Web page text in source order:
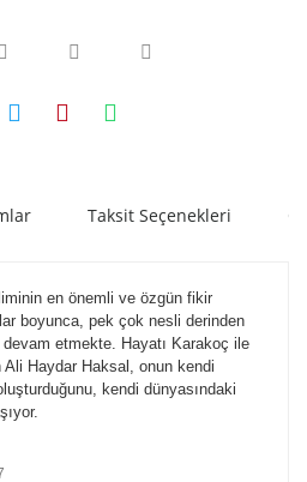
Taksit Seçenekleri
en önemli ve özgün fikir
boyunca, pek çok nesli derinden
etmekte. Hayatı Karakoç ile
Haydar Haksal, onun kendi
kendi dünyasındaki